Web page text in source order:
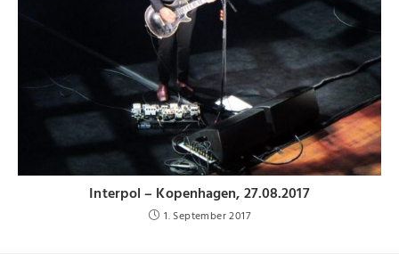
Interpol – Kopenhagen, 27.08.2017
1. September 2017